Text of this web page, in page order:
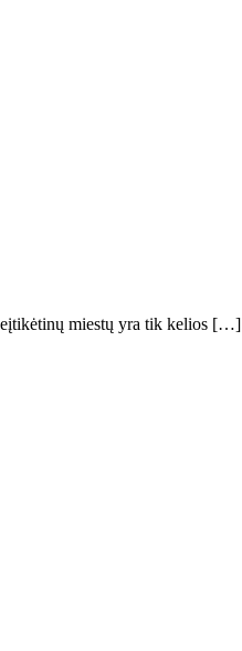
miestų yra tik kelios […]